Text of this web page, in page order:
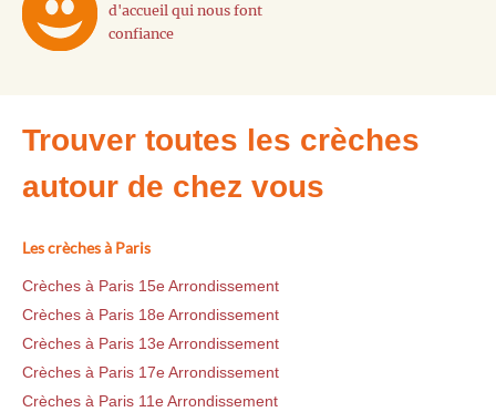
d'accueil qui nous font
confiance
Trouver toutes les crèches
autour de chez vous
Les crèches à Paris
Crèches à Paris 15e Arrondissement
Crèches à Paris 18e Arrondissement
Crèches à Paris 13e Arrondissement
Crèches à Paris 17e Arrondissement
Crèches à Paris 11e Arrondissement